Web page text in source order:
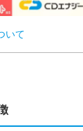
いて